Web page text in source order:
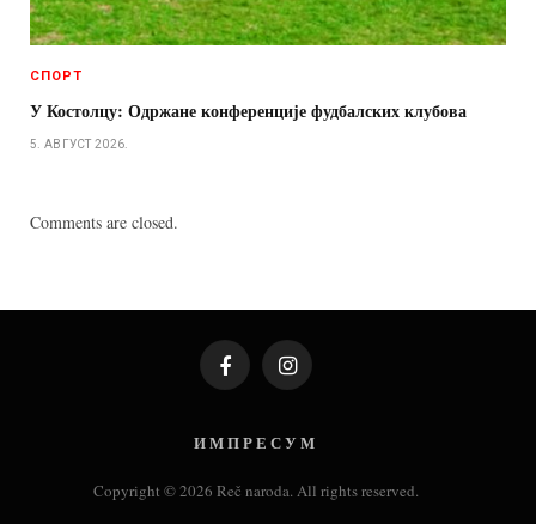
СПОРТ
У Костолцу: Одржане конференције фудбалских клубова
5. АВГУСТ 2026.
Comments are closed.
FacebookInstagram
И М П Р Е С У М
Copyright © 2026 Reč naroda. All rights reserved.